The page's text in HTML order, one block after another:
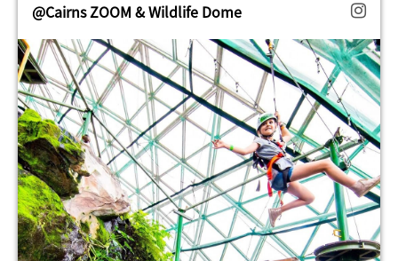
@Cairns ZOOM & Wildlife Dome